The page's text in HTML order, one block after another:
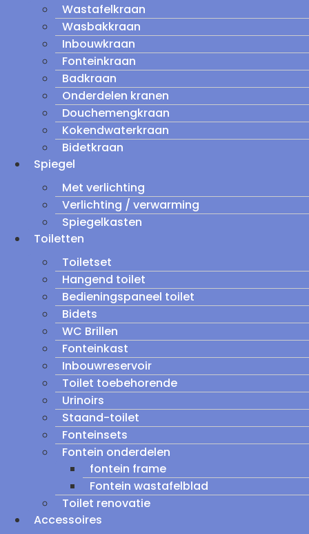
Wastafelkraan
Wasbakkraan
Inbouwkraan
Fonteinkraan
Badkraan
Onderdelen kranen
Douchemengkraan
Kokendwaterkraan
Bidetkraan
Spiegel
Met verlichting
Verlichting / verwarming
Spiegelkasten
Toiletten
Toiletset
Hangend toilet
Bedieningspaneel toilet
Bidets
WC Brillen
Fonteinkast
Inbouwreservoir
Toilet toebehorende
Urinoirs
Staand-toilet
Fonteinsets
Fontein onderdelen
fontein frame
Fontein wastafelblad
Toilet renovatie
Accessoires